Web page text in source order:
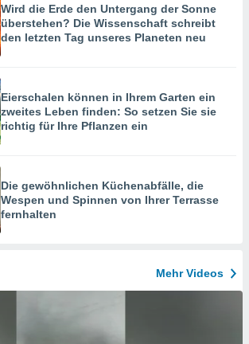
Wird die Erde den Untergang der Sonne
überstehen? Die Wissenschaft schreibt
den letzten Tag unseres Planeten neu
Eierschalen können in Ihrem Garten ein
zweites Leben finden: So setzen Sie sie
richtig für Ihre Pflanzen ein
Die gewöhnlichen Küchenabfälle, die
Wespen und Spinnen von Ihrer Terrasse
fernhalten
Mehr Videos